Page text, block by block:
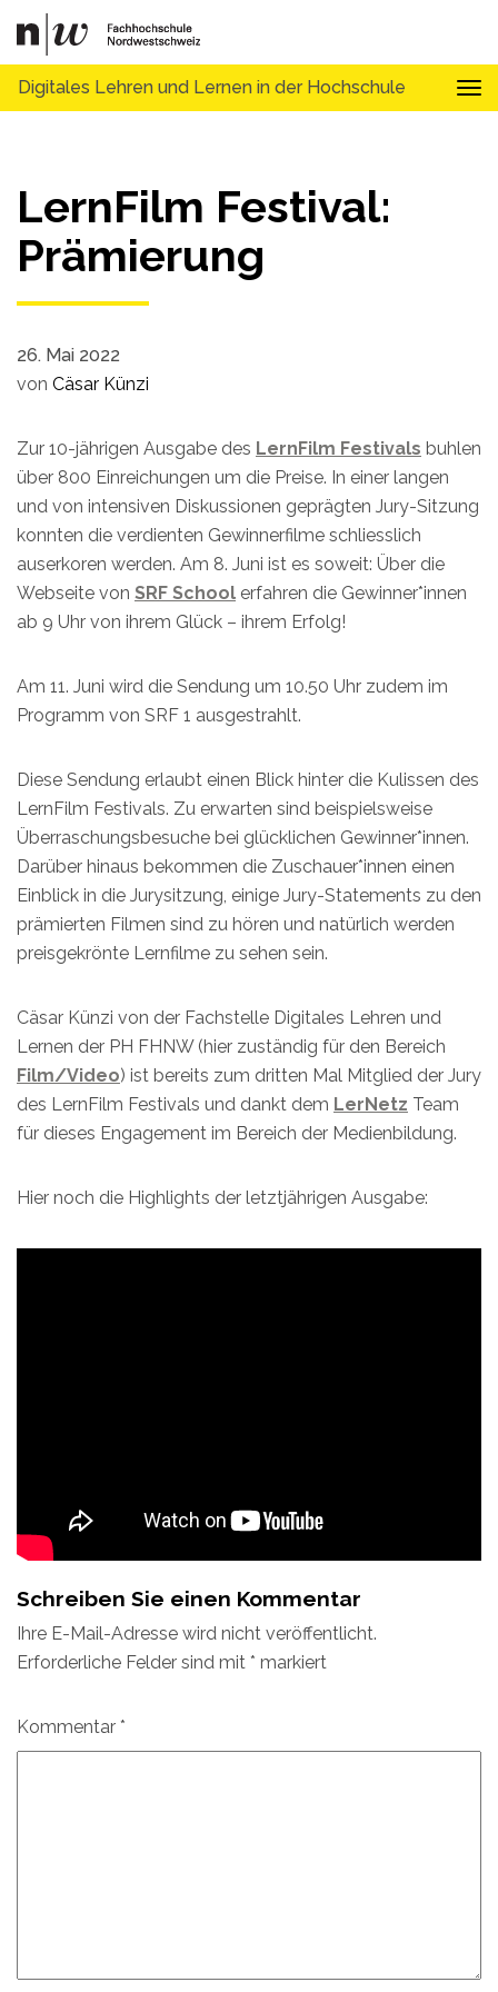
Digitales Lehren und Lernen in der Hochschule
LernFilm Festival:
Prämierung
26. Mai 2022
von Cäsar Künzi
Zur 10-jährigen Ausgabe des LernFilm Festivals buhlen
über 800 Einreichungen um die Preise. In einer langen
und von intensiven Diskussionen geprägten Jury-Sitzung
konnten die verdienten Gewinnerfilme schliesslich
auserkoren werden. Am 8. Juni ist es soweit: Über die
Webseite von SRF School erfahren die Gewinner*innen
ab 9 Uhr von ihrem Glück – ihrem Erfolg!
Am 11. Juni wird die Sendung um 10.50 Uhr zudem im
Programm von SRF 1 ausgestrahlt.
Diese Sendung erlaubt einen Blick hinter die Kulissen des
LernFilm Festivals. Zu erwarten sind beispielsweise
Überraschungsbesuche bei glücklichen Gewinner*innen.
Darüber hinaus bekommen die Zuschauer*innen einen
Einblick in die Jurysitzung, einige Jury-Statements zu den
prämierten Filmen sind zu hören und natürlich werden
preisgekrönte Lernfilme zu sehen sein.
Cäsar Künzi von der Fachstelle Digitales Lehren und
Lernen der PH FHNW (hier zuständig für den Bereich
Film/Video) ist bereits zum dritten Mal Mitglied der Jury
des LernFilm Festivals und dankt dem LerNetz Team
für dieses Engagement im Bereich der Medienbildung.
Hier noch die Highlights der letztjährigen Ausgabe:
Schreiben Sie einen Kommentar
Ihre E-Mail-Adresse wird nicht veröffentlicht.
Erforderliche Felder sind mit * markiert
Kommentar *